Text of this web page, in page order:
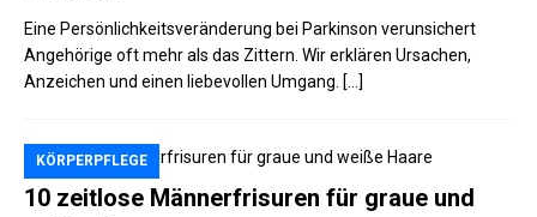
Eine Persönlichkeitsveränderung bei Parkinson verunsichert
Angehörige oft mehr als das Zittern. Wir erklären Ursachen,
Anzeichen und einen liebevollen Umgang. […]
10 zeitlose Männerfrisuren für graue und
KÖRPERPFLEGE